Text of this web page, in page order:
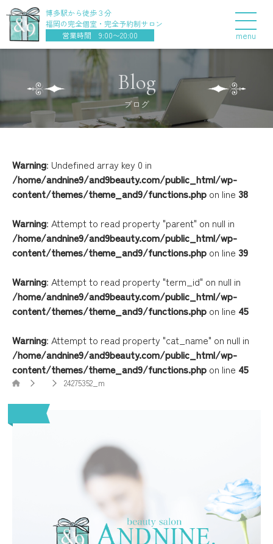
博多駅から徒歩３分
福岡の完全個室・完全予約制サロン
営業時間 9:00〜20:00
menu
Blog
ブログ
Warning: Undefined array key 0 in
/home/andnine9/and9beauty.com/public_html/wp-
content/themes/theme_and9/functions.php on line 38
Warning: Attempt to read property "parent" on null in
/home/andnine9/and9beauty.com/public_html/wp-
content/themes/theme_and9/functions.php on line 39
Warning: Attempt to read property "term_id" on null in
/home/andnine9/and9beauty.com/public_html/wp-
content/themes/theme_and9/functions.php on line 45
Warning: Attempt to read property "cat_name" on null in
/home/andnine9/and9beauty.com/public_html/wp-
content/themes/theme_and9/functions.php on line 45
24275352_m